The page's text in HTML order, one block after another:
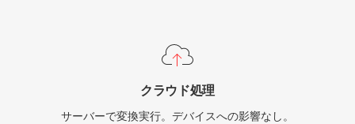
クラウド処理
サーバーで変換実行。デバイスへの影響なし。